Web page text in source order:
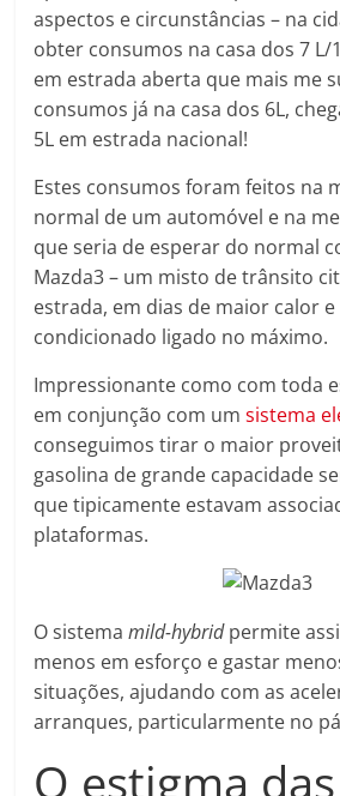
aspectos e circunstâncias – na
obter consumos na casa dos 7 L/
em estrada aberta que mais me
consumos já na casa dos 6L,
5L em estrada nacional!
Estes consumos foram feitos na
normal de um automóvel e na
que seria de esperar do normal
Mazda3 – um misto de trânsito
estrada, em dias de maior calor
condicionado ligado no máximo.
Impressionante como com toda
em conjunção com um sistema
conseguimos tirar o maior
gasolina de grande capacidade
que tipicamente estavam
plataformas.
O sistemamild-hybridpermite
menos em esforço e gastar
situações, ajudando com as
arranques, particularmente no
O estigma